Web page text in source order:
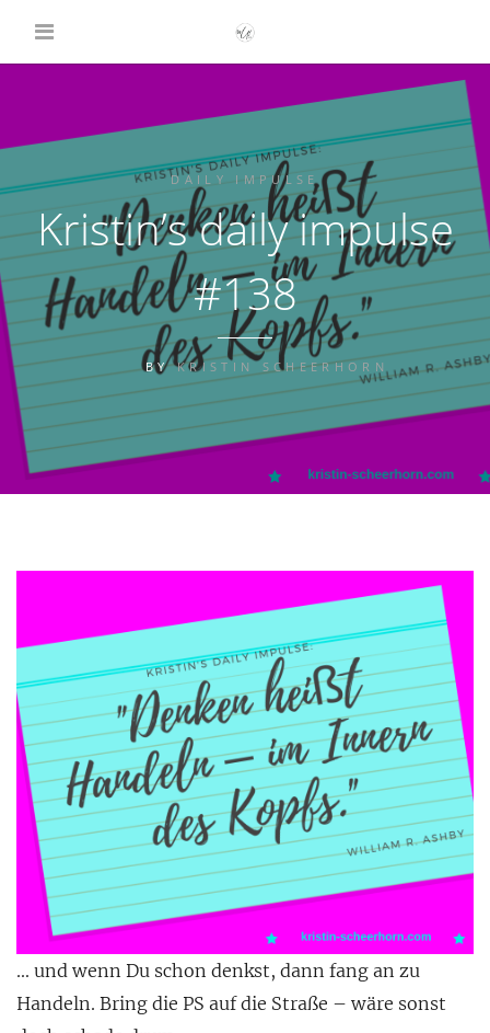
DAILY IMPULSE
Kristin’s daily impulse
#138
BYKRISTIN SCHEERHORN
… und wenn Du schon denkst, dann fang an zu
Handeln. Bring die PS auf die Straße – wäre sonst